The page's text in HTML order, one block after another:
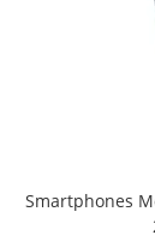
Smartphones